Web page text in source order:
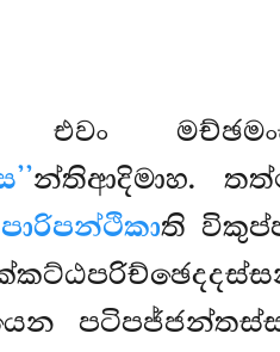
එවං
න්තිආදිමාහ.
පාරිපන්ථිකාති